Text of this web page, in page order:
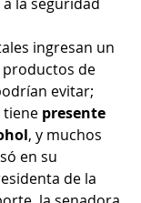
ingresan un
de
evitar;
tiene presente
, y muchos
en su
de la